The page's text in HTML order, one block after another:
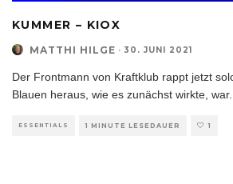
KUMMER – KIOX
MATTHI HILGE · 30. JUNI 2021
Der Frontmann von Kraftklub rappt jetzt
Blauen heraus, wie es zunächst wirkte, war...
ESSENTIALS 1 MINUTE LESEDAUER 1